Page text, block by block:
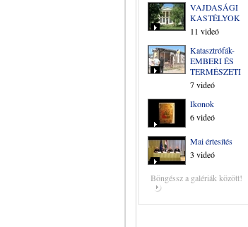
VAJDASÁGI
KASTÉLYOK
11 videó
Katasztrófák-
EMBERI ÉS
TERMÉSZETI
7 videó
Ikonok
6 videó
Mai értesítés
3 videó
Böngéssz a galériák között!